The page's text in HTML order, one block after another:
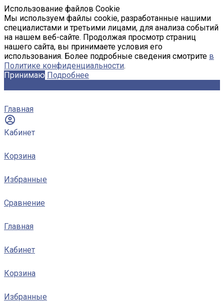
Использование файлов Cookie
Мы используем файлы cookie, разработанные нашими
специалистами и третьими лицами, для анализа событий
на нашем веб-сайте. Продолжая просмотр страниц
нашего сайта, вы принимаете условия его
использования. Более подробные сведения смотрите в
Политике конфиденциальности.
Принимаю Подробнее
Главная
Кабинет
Корзина
Избранные
Сравнение
Главная
Кабинет
Корзина
Избранные